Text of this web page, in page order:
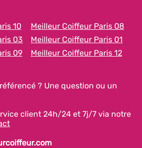
10
Meilleur Coiffeur Paris 08
03
Meilleur Coiffeur Paris 01
09
Meilleur Coiffeur Paris 12
? Une question ou un
client 24h/24 et 7j/7 via notre